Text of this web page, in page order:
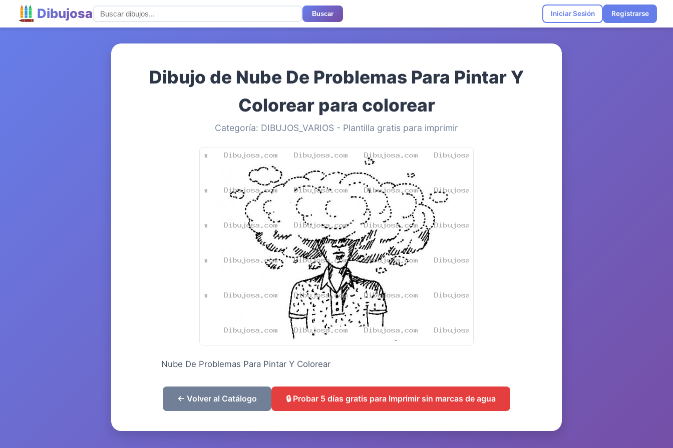
Dibujosa Buscar Iniciar Sesión Registrarse
Dibujo de Nube De Problemas Para Pintar Y
Colorear para colorear
Categoría: DIBUJOS_VARIOS - Plantilla gratis para imprimir
Nube De Problemas Para Pintar Y Colorear
← Volver al Catálogo 🔒 Probar 5 días gratis para Imprimir sin marcas de agua